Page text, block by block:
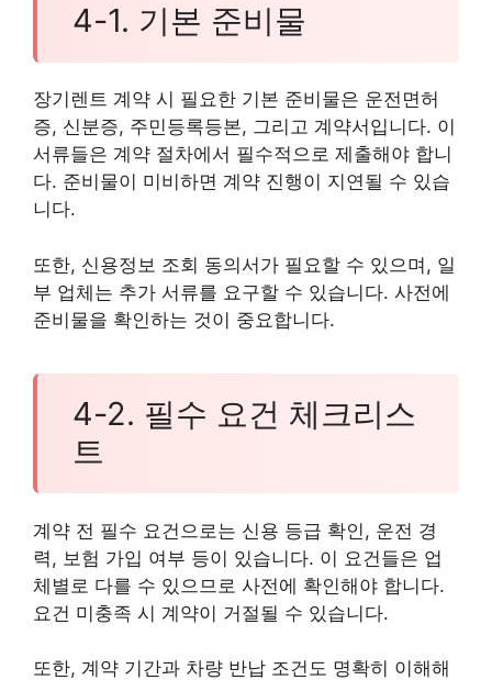
4-1. 기본 준비물
장기렌트 계약 시 필요한 기본 준비물은 운전면허
증, 신분증, 주민등록등본, 그리고 계약서입니다. 이
서류들은 계약 절차에서 필수적으로 제출해야 합니
다. 준비물이 미비하면 계약 진행이 지연될 수 있습
니다.
또한, 신용정보 조회 동의서가 필요할 수 있으며, 일
부 업체는 추가 서류를 요구할 수 있습니다. 사전에
준비물을 확인하는 것이 중요합니다.
4-2. 필수 요건 체크리스
트
계약 전 필수 요건으로는 신용 등급 확인, 운전 경
력, 보험 가입 여부 등이 있습니다. 이 요건들은 업
체별로 다를 수 있으므로 사전에 확인해야 합니다.
요건 미충족 시 계약이 거절될 수 있습니다.
또한, 계약 기간과 차량 반납 조건도 명확히 이해해